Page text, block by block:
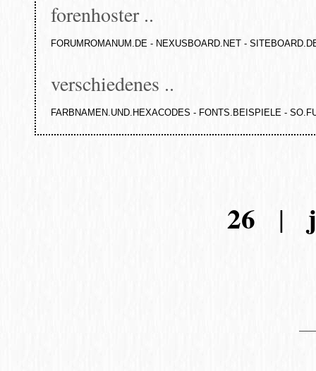
forenhoster ..
FORUMROMANUM.DE - NEXUSBOARD.NET -
verschiedenes ..
FARBNAMEN.UND.HEXACODES - FONTS.BEISPIELE -
26 |